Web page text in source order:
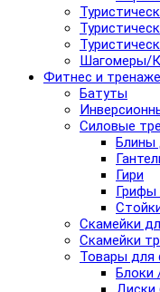
Шагомеры/
Фитнес и
Батуты
Силовые
Блины
Гири
Скамейки
Скамейки
Товары для
Блоки